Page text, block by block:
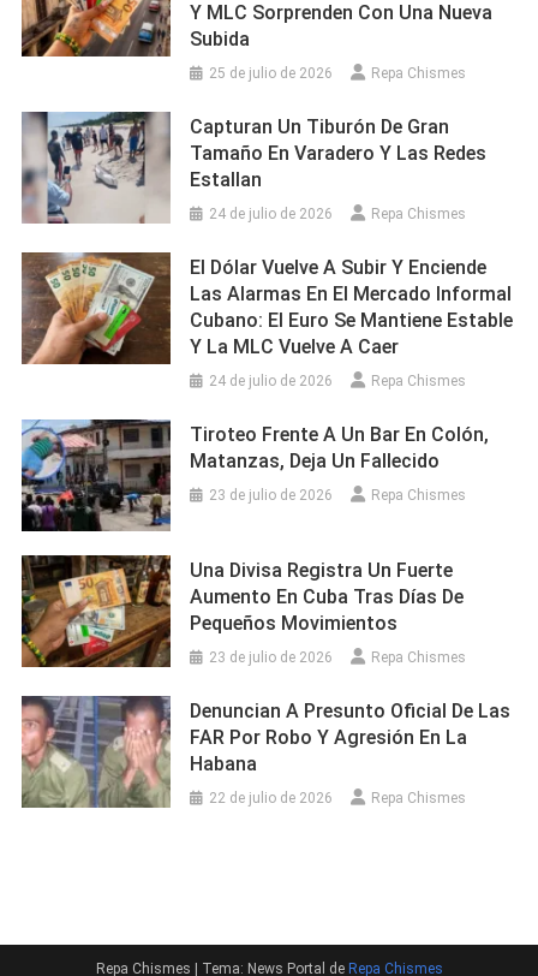
Y MLC Sorprenden Con Una Nueva
Subida
25 de julio de 2026 Repa Chismes
Capturan Un Tiburón De Gran
Tamaño En Varadero Y Las Redes
Estallan
24 de julio de 2026 Repa Chismes
El Dólar Vuelve A Subir Y Enciende
Las Alarmas En El Mercado Informal
Cubano: El Euro Se Mantiene Estable
Y La MLC Vuelve A Caer
24 de julio de 2026 Repa Chismes
Tiroteo Frente A Un Bar En Colón,
Matanzas, Deja Un Fallecido
23 de julio de 2026 Repa Chismes
Una Divisa Registra Un Fuerte
Aumento En Cuba Tras Días De
Pequeños Movimientos
23 de julio de 2026 Repa Chismes
Denuncian A Presunto Oficial De Las
FAR Por Robo Y Agresión En La
Habana
22 de julio de 2026 Repa Chismes
Repa Chismes Tema: News Portal de Repa Chismes